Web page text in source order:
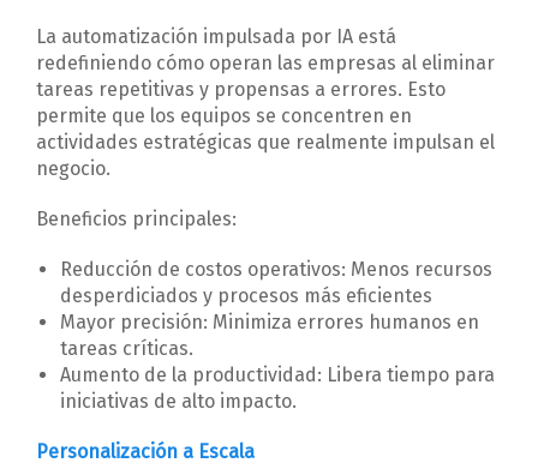
La automatización impulsada por IA está
redefiniendo cómo operan las empresas al eliminar
tareas repetitivas y propensas a errores. Esto
permite que los equipos se concentren en
actividades estratégicas que realmente impulsan el
negocio.
Beneficios principales:
Reducción de costos operativos: Menos recursos
desperdiciados y procesos más eficientes
Mayor precisión: Minimiza errores humanos en
tareas críticas.
Aumento de la productividad: Libera tiempo para
iniciativas de alto impacto.
Personalización a Escala